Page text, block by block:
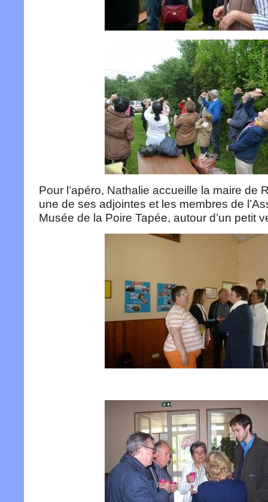
Pour l’apéro, Nathalie accueille la maire de
une de ses adjointes et les membres de
Musée de la Poire Tapée, autour d’un petit